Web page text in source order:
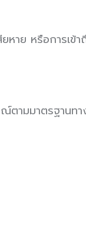
หาย หรือการเข้
ตามมาตรฐานท